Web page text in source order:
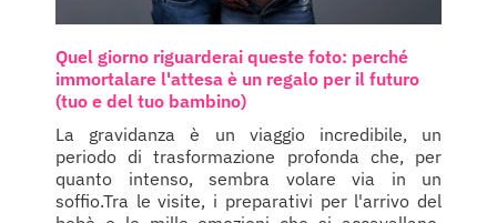
Quel giorno riguarderai queste foto: perché
immortalare l'attesa è un regalo per il futuro
(tuo e del tuo bambino)
La gravidanza è un viaggio incredibile, un
periodo di trasformazione profonda che, per
quanto intenso, sembra volare via in un
soffio.Tra le visite, i preparativi per l'arrivo del